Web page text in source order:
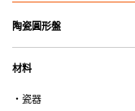
• 合乎食用安全的塗層表面
*不可直接用於熱源上
陶瓷圓形盤
材料
・瓷器